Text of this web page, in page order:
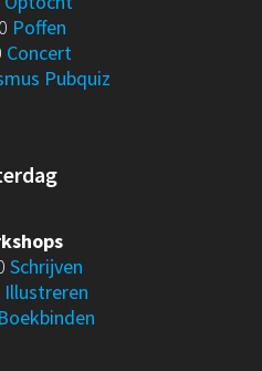
Poffen
Concert
Pubquiz
Schrijven
Illustreren
Boekbinden